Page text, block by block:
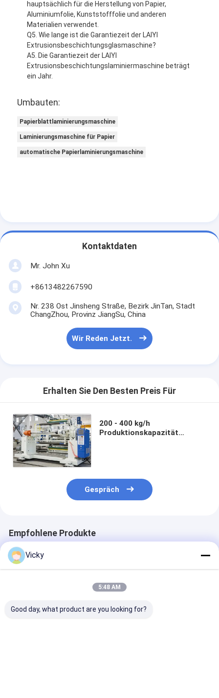
hauptsächlich für die Herstellung von Papier,
Aluminiumfolie, Kunststofffolie und anderen
Materialien verwendet.
Q5. Wie lange ist die Garantiezeit der LAIYI
Extrusionsbeschichtungsglasmaschine?
A5. Die Garantiezeit der LAIYI
Extrusionsbeschichtungslaminiermaschine beträgt
ein Jahr.
Umbauten:
Papierblattlaminierungsmaschine
Laminierungsmaschine für Papier
automatische Papierlaminierungsmaschine
Kontaktdaten
Mr. John Xu
+8613482267590
Nr. 238 Ost Jinsheng Straße, Bezirk JinTan, Stadt
ChangZhou, Provinz JiangSu, China
Wir Reden Jetzt.
Erhalten Sie Den Besten Preis Für
200 - 400 kg/h
Produktionskapazität
Gespräch
Empfohlene Produkte
Vicky
5:48 AM
Good day, what product are you looking for?